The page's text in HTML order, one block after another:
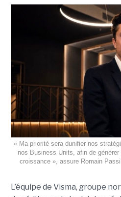
« Ma priorité sera dunifier nos
nos Business Units, afin de
croissance », assure Romain
L’équipe de Visma, groupe